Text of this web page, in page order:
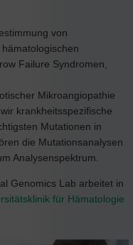
von
Failure Syndromen,
Mikroangiopathie
krankheitsspezifische
Mutationen in
die Mutationsanalysen
Analysenspektrum.
Genomics Lab arbeitet in
für Hämatologie